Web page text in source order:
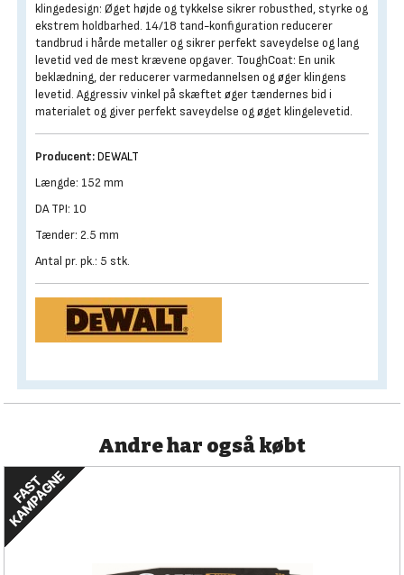
klingedesign: Øget højde og tykkelse sikrer robusthed, styrke og
ekstrem holdbarhed. 14/18 tand-konfiguration reducerer
tandbrud i hårde metaller og sikrer perfekt saveydelse og lang
levetid ved de mest krævene opgaver. ToughCoat: En unik
beklædning, der reducerer varmedannelsen og øger klingens
levetid. Aggressiv vinkel på skæftet øger tændernes bid i
materialet og giver perfekt saveydelse og øget klingelevetid.
Producent:DEWALT
Længde: 152 mm
DA TPI: 10
Tænder: 2.5 mm
Antal pr. pk.: 5 stk.
Andre har også købt